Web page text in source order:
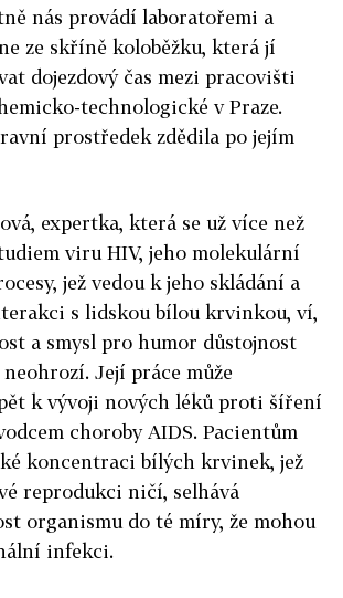
nás provádí laboratořemi a
ze skříně koloběžku, která jí
dojezdový čas mezi pracovišti
technologické v Praze.
prostředek zdědila po jejím
expertka, která se už více než
viru HIV, jeho molekulární
jež vedou k jeho skládání a
s lidskou bílou krvinkou, ví,
a smysl pro humor důstojnost
Její práce může
k vývoji nových léků proti šíření
choroby AIDS. Pacientům
koncentraci bílých krvinek, jež
reprodukci ničí, selhává
organismu do té míry, že mohou
infekci.